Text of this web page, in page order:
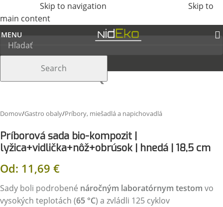
Skip to navigation
Skip to
main content
MENU
Search
Domov/Gastro obaly/Príbory, miešadlá a napichovadlá
Príborová sada bio-kompozit |
lyžica+vidlička+nôž+obrúsok | hnedá | 18,5 cm
Od: 11,69 €
Sady boli podrobené náročným laboratórnym testom vo
vysokých teplotách (65 °C) a zvládli 125 cyklov